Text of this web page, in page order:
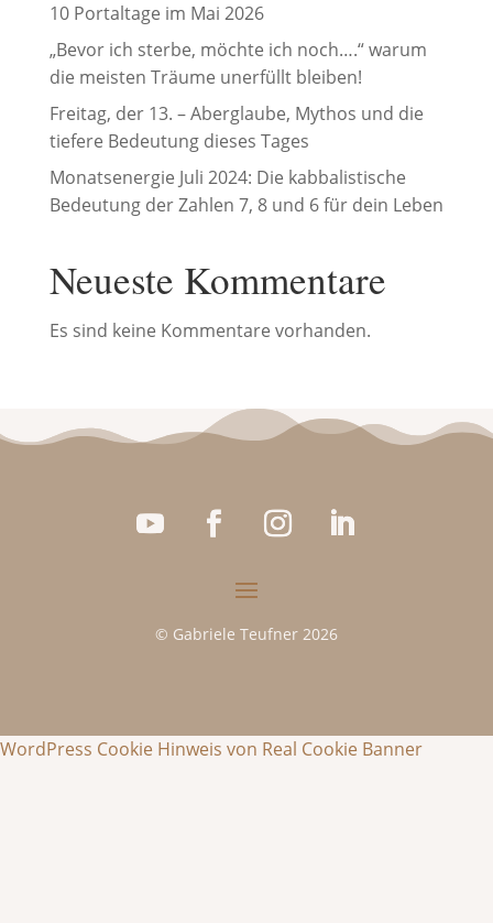
10 Portaltage im Mai 2026
„Bevor ich sterbe, möchte ich noch….“ warum
die meisten Träume unerfüllt bleiben!
Freitag, der 13. – Aberglaube, Mythos und die
tiefere Bedeutung dieses Tages
Monatsenergie Juli 2024: Die kabbalistische
Bedeutung der Zahlen 7, 8 und 6 für dein Leben
Neueste Kommentare
Es sind keine Kommentare vorhanden.
© Gabriele Teufner 2026
WordPress Cookie Hinweis von Real Cookie Banner